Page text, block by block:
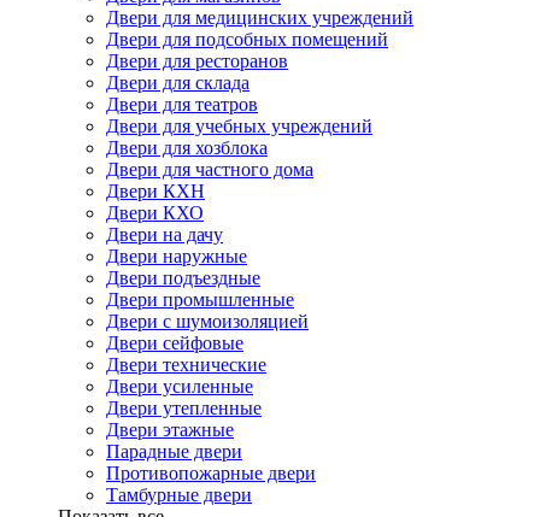
Двери для медицинских учреждений
Двери для подсобных помещений
Двери для ресторанов
Двери для склада
Двери для театров
Двери для учебных учреждений
Двери для хозблока
Двери для частного дома
Двери КХН
Двери КХО
Двери на дачу
Двери наружные
Двери подъездные
Двери промышленные
Двери с шумоизоляцией
Двери сейфовые
Двери технические
Двери усиленные
Двери утепленные
Двери этажные
Парадные двери
Противопожарные двери
Тамбурные двери